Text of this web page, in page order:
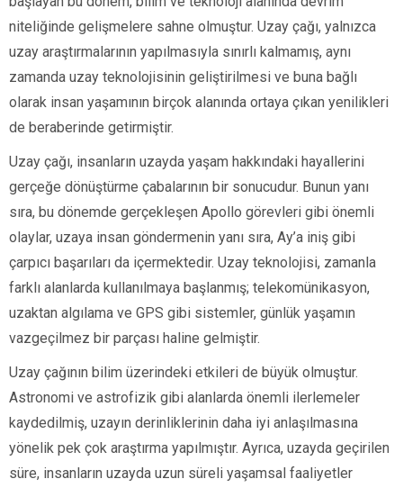
niteliğinde gelişmelere sahne olmuştur. Uzay çağı, yalnızca
uzay araştırmalarının yapılmasıyla sınırlı kalmamış, aynı
zamanda uzay teknolojisinin geliştirilmesi ve buna bağlı
olarak insan yaşamının birçok alanında ortaya çıkan yenilikleri
de beraberinde getirmiştir.
Uzay çağı, insanların uzayda yaşam hakkındaki hayallerini
gerçeğe dönüştürme çabalarının bir sonucudur. Bunun yanı
sıra, bu dönemde gerçekleşen Apollo görevleri gibi önemli
olaylar, uzaya insan göndermenin yanı sıra, Ay’a iniş gibi
çarpıcı başarıları da içermektedir. Uzay teknolojisi, zamanla
farklı alanlarda kullanılmaya başlanmış; telekomünikasyon,
uzaktan algılama ve GPS gibi sistemler, günlük yaşamın
vazgeçilmez bir parçası haline gelmiştir.
Uzay çağının bilim üzerindeki etkileri de büyük olmuştur.
Astronomi ve astrofizik gibi alanlarda önemli ilerlemeler
kaydedilmiş, uzayın derinliklerinin daha iyi anlaşılmasına
yönelik pek çok araştırma yapılmıştır. Ayrıca, uzayda geçirilen
süre, insanların uzayda uzun süreli yaşamsal faaliyetler